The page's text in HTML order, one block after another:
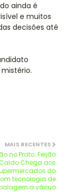
ainda é
e muitos
decisões até
MAIS RECENTES
no Prato: Feijão
Chega aos
do
tecnologia de
a vácuo